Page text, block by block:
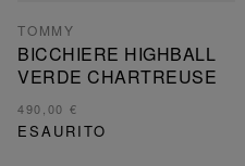
TOMMY
BICCHIERE HIGHBALL
VERDE CHARTREUSE
490,00 €
ESAURITO